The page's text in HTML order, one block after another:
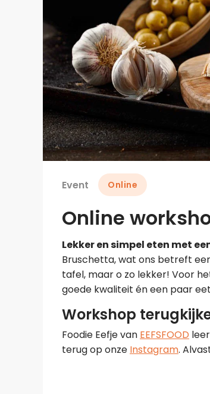
Event Online
Online
Lekker en simpel eten met
Bruschetta, wat ons betreft
tafel, maar o zo lekker! Voor
goede kwaliteit én een paar
Workshop
Foodie Eefje van EEFSFOOD
terug op onze Instagram.